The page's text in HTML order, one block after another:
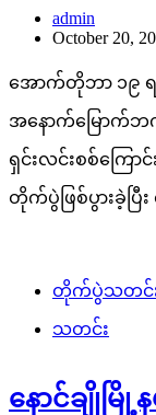
admin
October 20,
အောက်တိုဘာ ၁၉ ရ
အနောက်မြောက်ဘ
ရှင်းလင်းစစ်ကြေ
တိုက်ပွဲဖြစ်ပွားခဲ့ပြီး
တိုက်ပွဲသတင်
သတင်း
နောင်ချိုမ